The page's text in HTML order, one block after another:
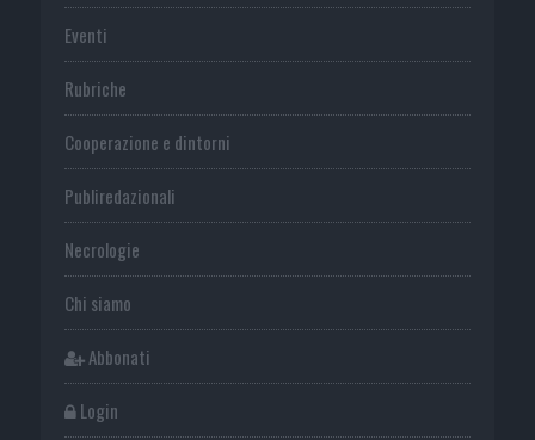
Eventi
Rubriche
Cooperazione e dintorni
Publiredazionali
Necrologie
Chi siamo
Abbonati
Login